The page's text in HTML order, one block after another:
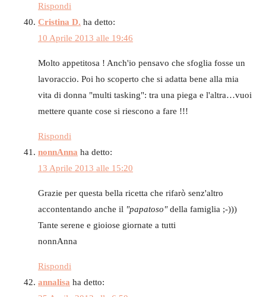
Rispondi
Cristina D. ha detto:
10 Aprile 2013 alle 19:46
Molto appetitosa ! Anch'io pensavo che sfoglia fosse un
lavoraccio. Poi ho scoperto che si adatta bene alla mia
vita di donna "multi tasking": tra una piega e l'altra…vuoi
mettere quante cose si riescono a fare !!!
Rispondi
nonnAnna ha detto:
13 Aprile 2013 alle 15:20
Grazie per questa bella ricetta che rifarò senz'altro
accontentando anche il "papatoso"della famiglia ;-)))
Tante serene e gioiose giornate a tutti
nonnAnna
Rispondi
annalisa ha detto: